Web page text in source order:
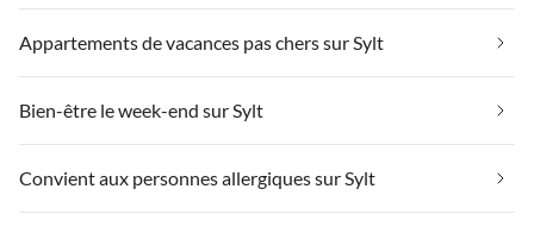
Appartements de vacances pas chers sur Sylt
Bien-être le week-end sur Sylt
Convient aux personnes allergiques sur Sylt